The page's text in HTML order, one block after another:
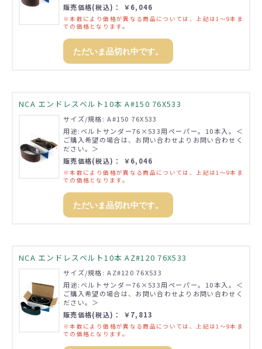
販売価格(税込)： ￥6,046
※本数により価格が異なる商品については、上記は1～9本ま
での価格となります。
ただいま品切れ中です。
NCA エンドレスベルト10本 A#150 76X533
サイズ/規格: A#150 76X533
用途:ベルトサンダー76×533用ペーパー。10本入。＜
ご購入希望の場合は、お問い合わせよりお問い合わせく
ださい。＞
販売価格(税込)： ￥6,046
※本数により価格が異なる商品については、上記は1～9本ま
での価格となります。
ただいま品切れ中です。
NCA エンドレスベルト10本 AZ#120 76X533
サイズ/規格: AZ#120 76X533
用途:ベルトサンダー76×533用ペーパー。10本入。＜
ご購入希望の場合は、お問い合わせよりお問い合わせく
ださい。＞
販売価格(税込)： ￥7,813
※本数により価格が異なる商品については、上記は1～9本ま
での価格となります。